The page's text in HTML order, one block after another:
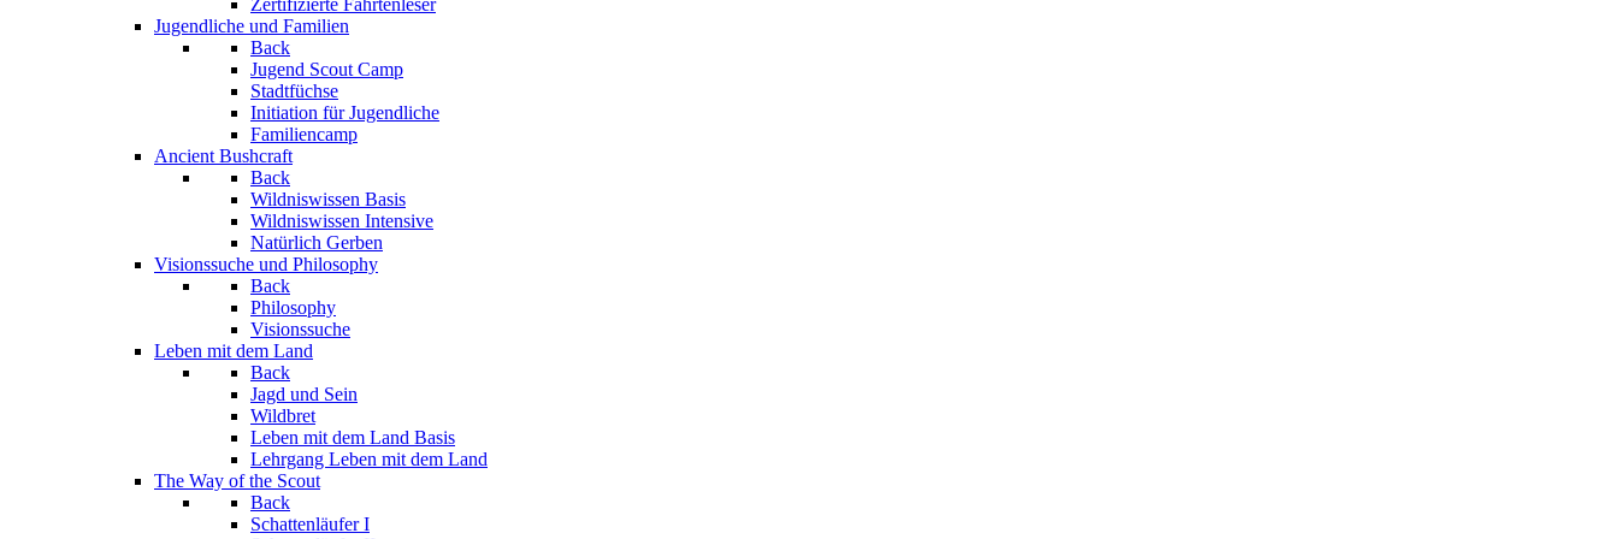
Jugendliche und Familien
Back
Jugend Scout Camp
Stadtfüchse
Initiation für Jugendliche
Familiencamp
Ancient Bushcraft
Back
Wildniswissen Basis
Wildniswissen Intensive
Natürlich Gerben
Visionssuche und Philosophy
Back
Philosophy
Visionssuche
Leben mit dem Land
Back
Jagd und Sein
Wildbret
Leben mit dem Land Basis
Lehrgang Leben mit dem Land
The Way of the Scout
Back
Schattenläufer I